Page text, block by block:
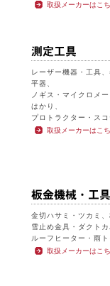
取扱メーカーはこ
レーザー機器・工具
平器、
ノギス・マイクロメ
はかり、
プロトラクター・ス
取扱メーカーはこ
金切ハサミ・ツカミ
雪止め金具・ダクト
ルーフヒーター・雨
取扱メーカーはこ